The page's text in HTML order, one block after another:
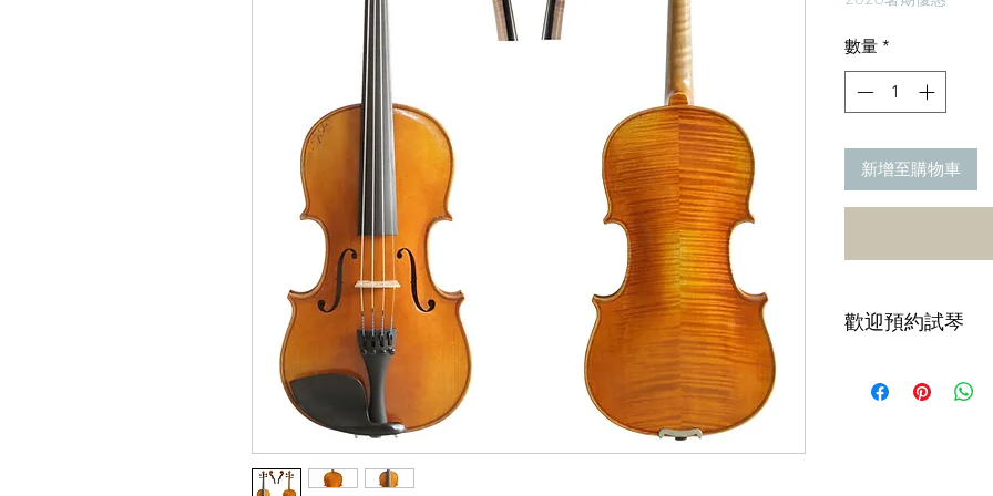
數量 *
新增至購物車
歡迎預約試琴
整且專業的售後保